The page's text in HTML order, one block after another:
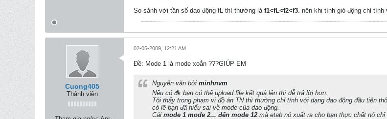
So sánh với tần số dao động fL thì thường là f1<fL<f2<f3. nên khi tính gió động chỉ tính
Cuong405
Thành viên
02-05-2009, 12:21 AM
Ðề: Mode 1 là mode xoắn ???GIÚP EM
Nguyên văn bởi minhnvm
Nếu có đk bạn có thể upload file kết quả lên thì dễ trả lời hơn.
Tôi thấy trong phạm vi đồ án TN thì thường chỉ tính với dạng dao động đầu tiên
có lẽ bạn đã hiểu sai về mode của dao động.
Cái mode 1 mode 2... đến mode 12 mà etab nó xuất ra cho bạn thực chất nó